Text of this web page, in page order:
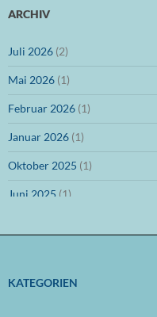
ARCHIV
Juli 2026 (2)
Mai 2026 (1)
Februar 2026 (1)
Januar 2026 (1)
Oktober 2025 (1)
Juni 2025 (1)
November 2024
KATEGORIEN